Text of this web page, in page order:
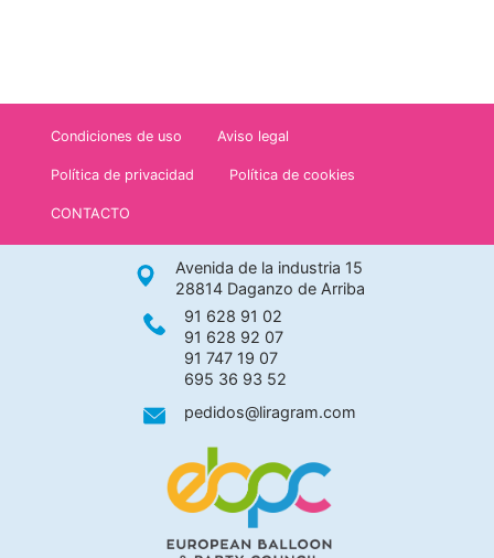
Condiciones de uso Aviso legal
Política de privacidad Política de cookies
CONTACTO
Avenida de la industria 15
28814 Daganzo de Arriba
91 628 91 02
91 628 92 07
91 747 19 07
695 36 93 52
pedidos@liragram.com